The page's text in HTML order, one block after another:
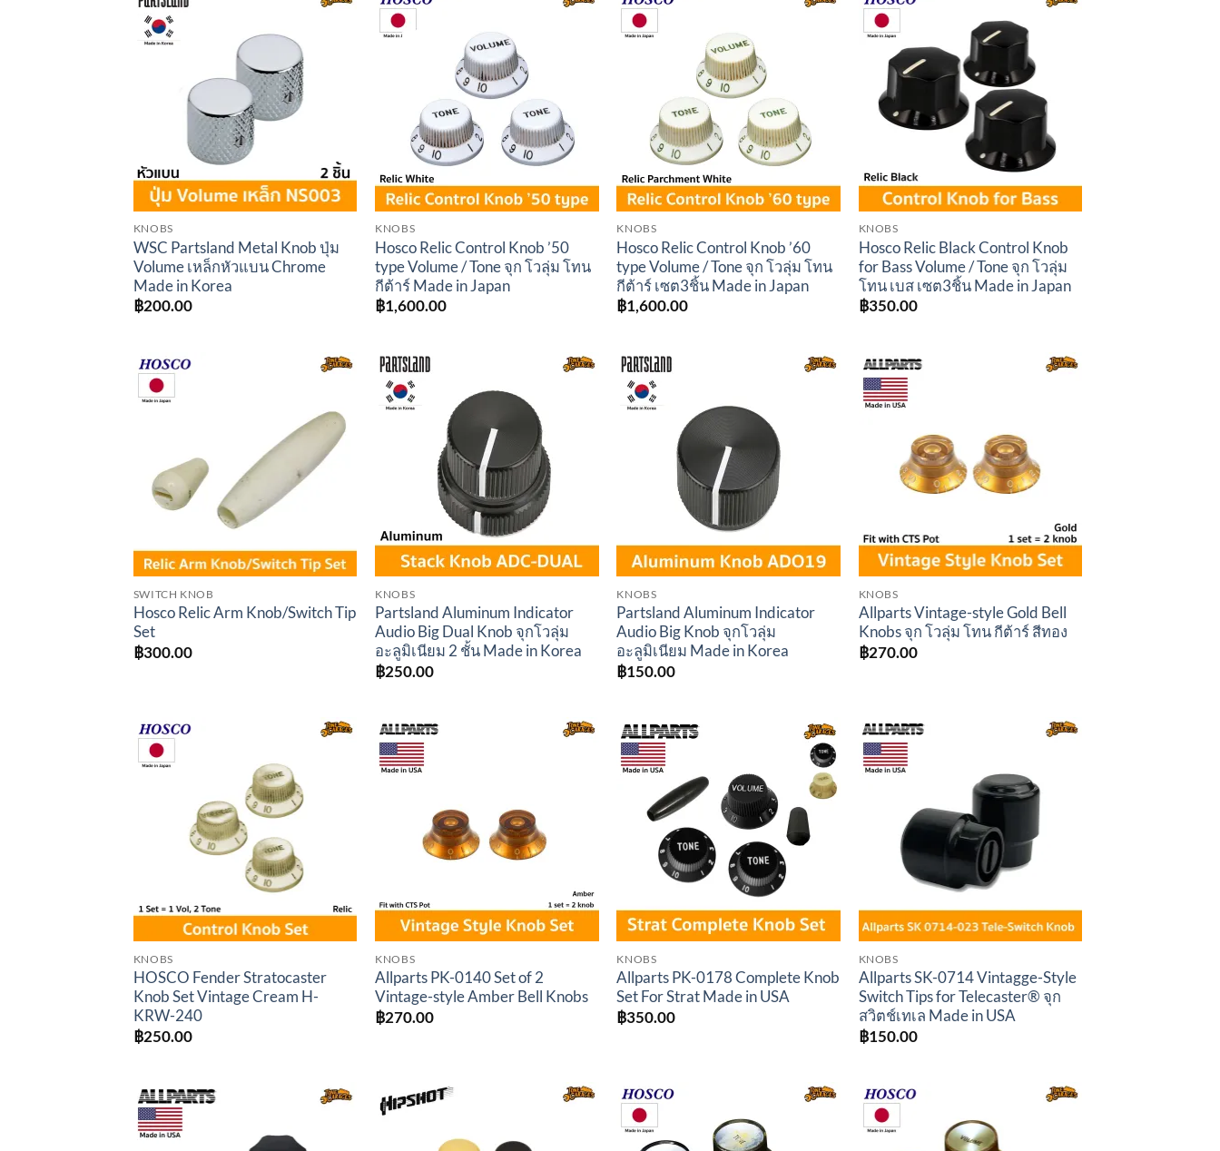
KNOBS
WSC Partsland Metal Knob ปุ่ม
Volume เหล็กหัวแบน Chrome
Made in Korea
฿200.00
KNOBS
Hosco Relic Control Knob ’50
type Volume / Tone จุก โวลุ่ม โทน
กีต้าร์ Made in Japan
฿1,600.00
KNOBS
Hosco Relic Control Knob ’60
type Volume / Tone จุก โวลุ่ม โทน
กีต้าร์ เซต3ชิ้น Made in Japan
฿1,600.00
wishlist
KNOBS
Hosco Relic Black Control Knob
for Bass Volume / Tone จุก โวลุ่ม
โทน เบส เซต3ชิ้น Made in Japan
฿350.00
Add to
wishlist
SWITCH KNOB
Hosco Relic Arm Knob/Switch Tip
Set
฿300.00
KNOBS
Partsland Aluminum Indicator
Audio Big Dual Knob จุกโวลุ่ม
อะลูมิเนียม 2 ชั้น Made in Korea
฿250.00
KNOBS
Partsland Aluminum Indicator
Audio Big Knob จุกโวลุ่ม
อะลูมิเนียม Made in Korea
฿150.00
KNOBS
Allparts Vintage-style Gold Bell
Knobs จุก โวลุ่ม โทน กีต้าร์ สีทอง
฿270.00
KNOBS
HOSCO Fender Stratocaster
Knob Set Vintage Cream H-
KRW-240
฿250.00
KNOBS
Allparts PK-0140 Set of 2
Vintage-style Amber Bell Knobs
฿270.00
Add to
wishlist
KNOBS
Allparts PK-0178 Complete Knob
Set For Strat Made in USA
฿350.00
wishlist
KNOBS
Allparts SK-0714 Vintagge-Style
Switch Tips for Telecaster® จุก
สวิตช์เทเล Made in USA
฿150.00